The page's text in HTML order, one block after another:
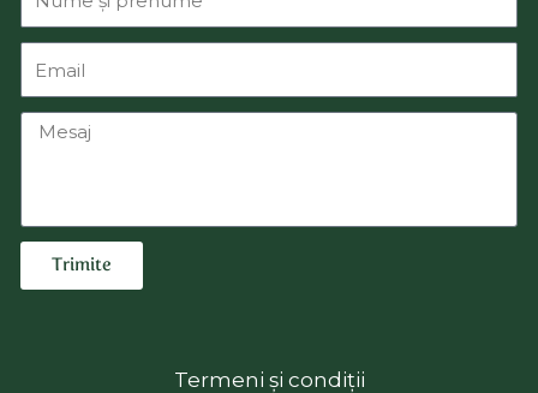
Trimite
Termeni și condiții